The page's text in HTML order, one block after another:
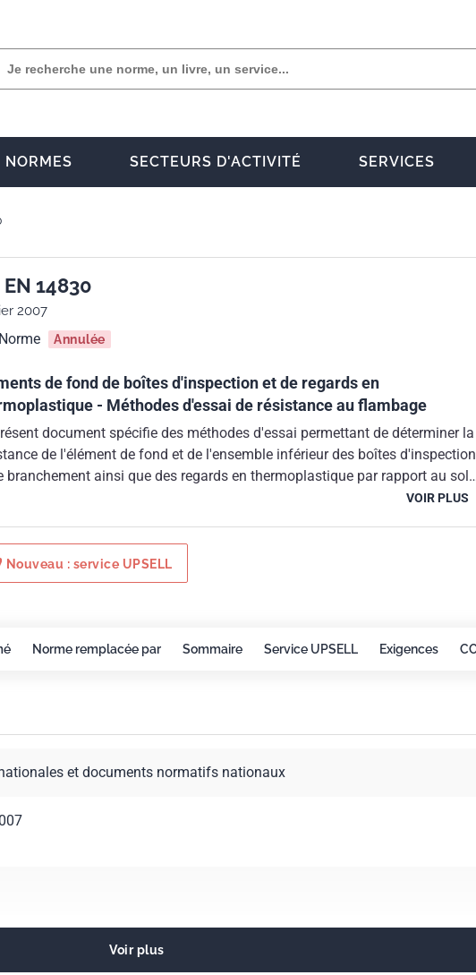
NORMES SECTEURS D'ACTIVITÉ SERVICES
EN 14830
2007
Norme Annulée
de fond de boîtes d'inspection et de regards en
- Méthodes d'essai de résistance au flambage
document spécifie des méthodes d'essai permettant de déterminer la
de l'élément de fond et de l'ensemble inférieur des boîtes d'inspection
branchement ainsi que des regards en thermoplastique par rapport au sol
VOIR PLUS
Nouveau : service UPSELL
Norme remplacée par Sommaire Service UPSELL Exigences
et documents normatifs nationaux
Voir plus